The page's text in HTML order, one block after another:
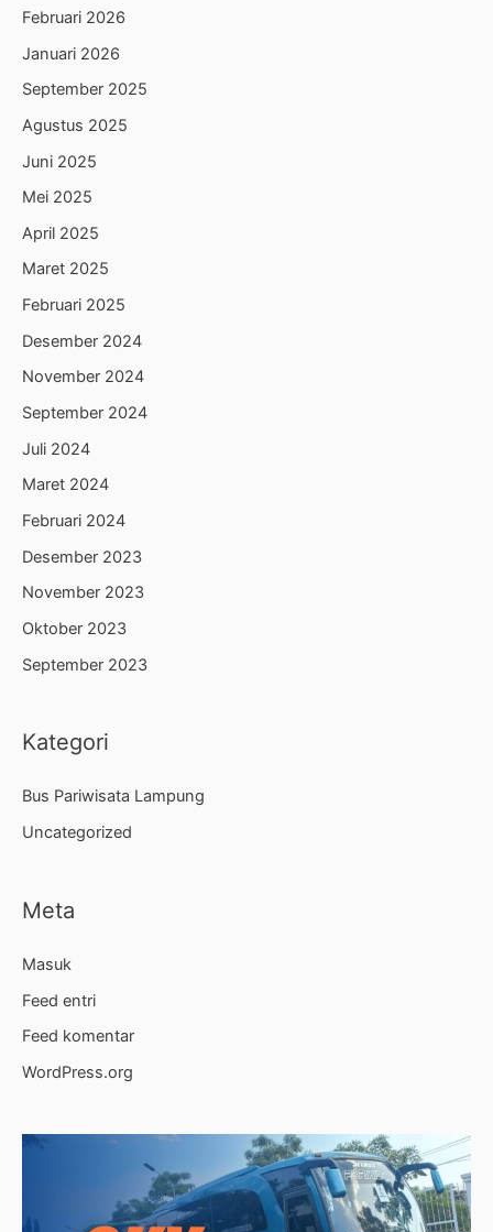
Februari 2026
Januari 2026
September 2025
Agustus 2025
Juni 2025
Mei 2025
April 2025
Maret 2025
Februari 2025
Desember 2024
November 2024
September 2024
Juli 2024
Maret 2024
Februari 2024
Desember 2023
November 2023
Oktober 2023
September 2023
Kategori
Bus Pariwisata Lampung
Uncategorized
Meta
Masuk
Feed entri
Feed komentar
WordPress.org